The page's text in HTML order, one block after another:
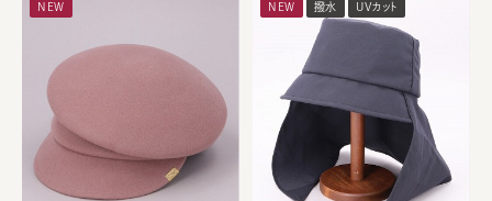
NEW NEW 撥水 UVカット